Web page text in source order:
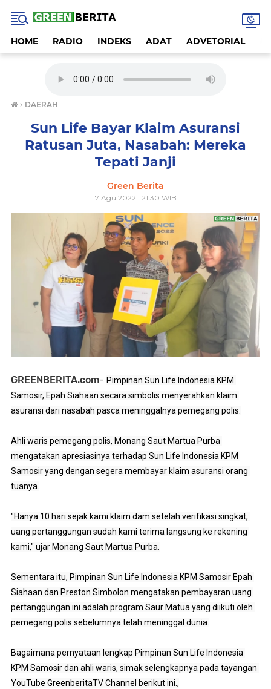
HOME RADIO INDEKS ADAT ADVETORIAL
› DAERAH
Sun Life Bayar Klaim Asuransi
Ratusan Juta, Nasabah: Mereka
Tepati Janji
Green Berita
7 Agu 2022 | 21:30 WIB
GREENBERITA.com- Pimpinan Sun Life Indonesia KPM
Samosir, Epah Siahaan secara simbolis menyerahkan klaim
asuransi dari nasabah pasca meninggalnya pemegang polis.
Ahli waris pemegang polis, Monang Saut Martua Purba
mengatakan apresiasinya terhadap Sun Life Indonesia KPM
Samosir yang dengan segera membayar klaim asuransi orang
tuanya.
"Hanya 10 hari sejak kami klaim dam setelah verifikasi singkat,
uang pertanggungan sudah kami terima langsung ke rekening
kami," ujar Monang Saut Martua Purba.
Sementara itu, Pimpinan Sun Life Indonesia KPM Samosir Epah
Siahaan dan Preston Simbolon mengatakan pembayaran uang
pertanggungan ini adalah program Saur Matua yang diikuti oleh
pemegang polis sebelumnya telah meninggal dunia.
Bagaimana pernyataan lengkap Pimpinan Sun Life Indonesia
KPM Samosir dan ahli waris, simak selengkapnya pada tayangan
YouTube GreenberitaTV Channel berikut ini.,